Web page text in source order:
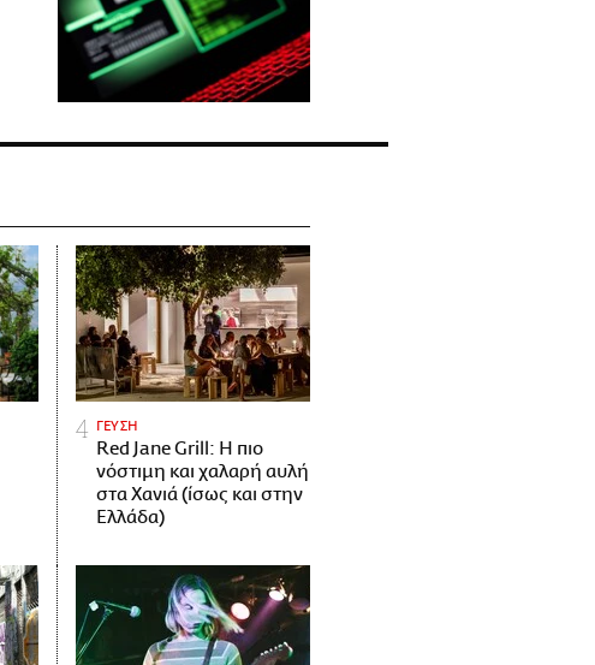
ΓΕΥΣΗ
Red Jane Grill: Η πιο
νόστιμη και χαλαρή αυλή
στα Χανιά (ίσως και στην
Ελλάδα)